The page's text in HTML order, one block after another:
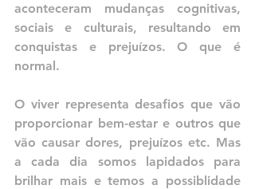
aconteceram mudanças cognitivas,
sociais e culturais, resultando em
conquistas e prejuízos. O que é
normal.
O viver representa desafios que vão
proporcionar bem-estar e outros que
vão causar dores, prejuízos etc. Mas
a cada dia somos lapidados para
brilhar mais e temos a possiblidade